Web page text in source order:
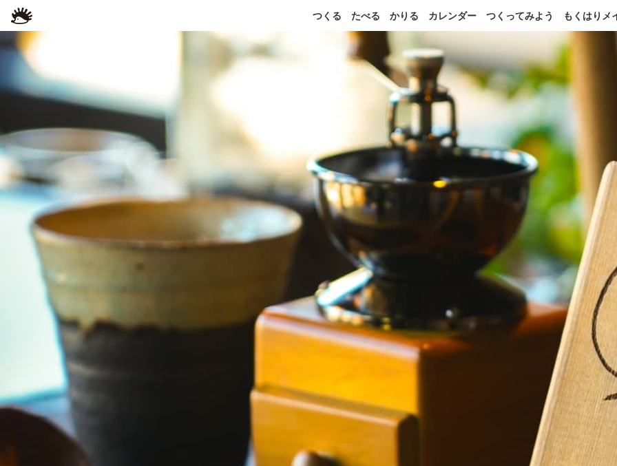
つくる たべる かりる カレンダー つくってみよう もくはりメ